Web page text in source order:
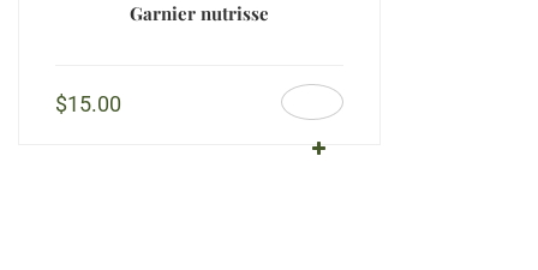
Garnier nutrisse
$15.00